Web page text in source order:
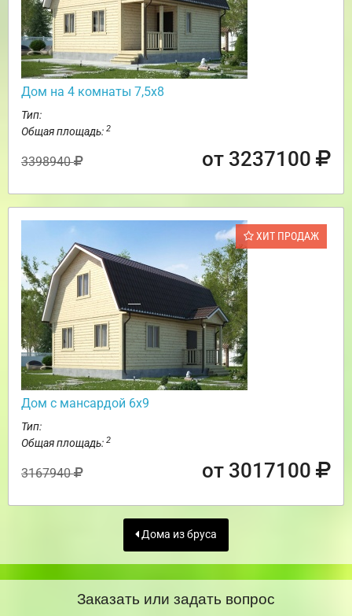
Дом на 4 комнаты 7,5х8
Тип:
Общая площадь: 2
3398940 от 3237100
ХИТ ПРОДАЖ
Дом с мансардой 6х9
Тип:
Общая площадь: 2
3167940 от 3017100
Дома из бруса
Заказать или задать вопрос